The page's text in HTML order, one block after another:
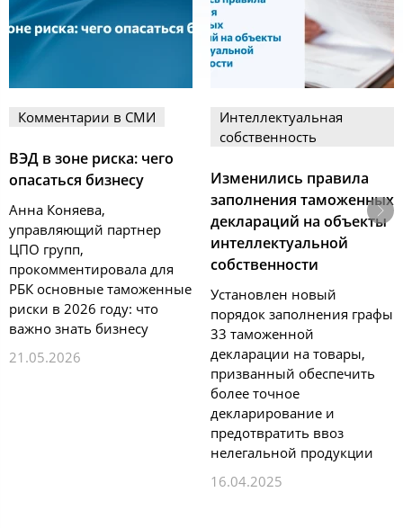
Комментарии в СМИ
ВЭД в зоне риска: чего
опасаться бизнесу
Анна Коняева,
управляющий партнер
ЦПО групп,
прокомментировала для
РБК основные таможенные
риски в 2026 году: что
важно знать бизнесу
21.05.2026
Интеллектуальная
собственность
Изменились правила
заполнения таможенных
деклараций на объекты
интеллектуальной
собственности
Установлен новый
порядок заполнения графы
33 таможенной
декларации на товары,
призванный обеспечить
более точное
декларирование и
предотвратить ввоз
нелегальной продукции
16.04.2025